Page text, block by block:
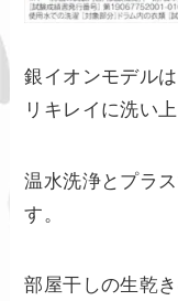
銀イオンモデル
リキレイに洗い上
温水洗浄とプラ
す。
部屋干しの生乾